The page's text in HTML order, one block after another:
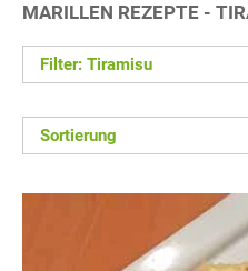
MARILLEN REZEPTE -
Filter: Tiramisu
Sortierung